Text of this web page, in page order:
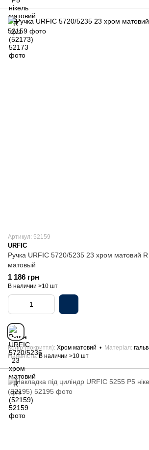
Артикул: 52159
URFIC
Ручка URFIC 5720/5235 23 хром матовий
матовый
1 186 грн
В наличии >10 шт
Колір (покриття) Хром матовий Матеріал
Наявність В наличии >10 шт